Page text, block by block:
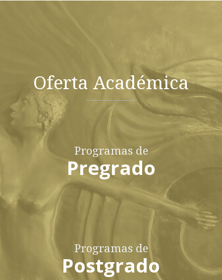
Oferta Académica
Programas de
Pregrado
Programas de
Postgrado